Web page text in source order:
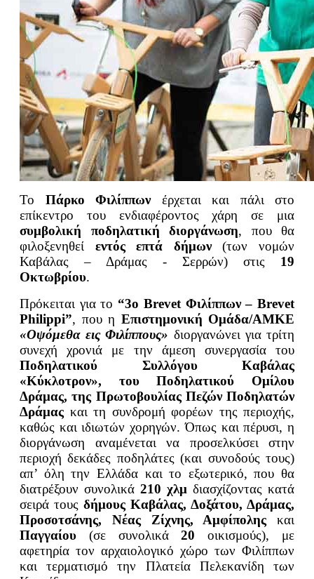
Το Πάρκο Φιλίππωνέρχεται και πάλι στο
επίκεντρο του ενδιαφέροντος χάρη σε μια
συμβολική ποδηλατική διοργάνωση, που θα
φιλοξενηθεί εντός επτά δήμων(των νομών
Καβάλας – Δράμας - Σερρών) στις 19
Οκτωβρίου.
Πρόκειται για το “3ο Brevet Φιλίππων – Brevet
Philippi”, που η Επιστημονική Ομάδα/ΑΜΚΕ
«Οψόμεθα εις Φιλίππους» διοργανώνει για τρίτη
συνεχή χρονιά με την άμεση συνεργασία του
Ποδηλατικού Συλλόγου Καβάλας
«Κύκλοτρον», του Ποδηλατικού Ομίλου
Δράμας, της Πρωτοβουλίας Πεζών Ποδηλατών
Δράμας και τη συνδρομή φορέων της περιοχής,
καθώς και ιδιωτών χορηγών. Όπως και πέρυσι, η
διοργάνωση αναμένεται να προσελκύσει στην
περιοχή δεκάδες ποδηλάτες (και συνοδούς τους)
απ’ όλη την Ελλάδα και το εξωτερικό, που θα
διατρέξουν συνολικά 210 χλμ διασχίζοντας κατά
σειρά τους δήμους Καβάλας, Δοξάτου, Δράμας,
Προσοτσάνης, Νέας Ζίχνης, Αμφίπολης και
Παγγαίου (σε συνολικά20 οικισμούς), με
αφετηρία τον αρχαιολογικό χώρο των Φιλίππων
και τερματισμό την Πλατεία Πελεκανίδη των